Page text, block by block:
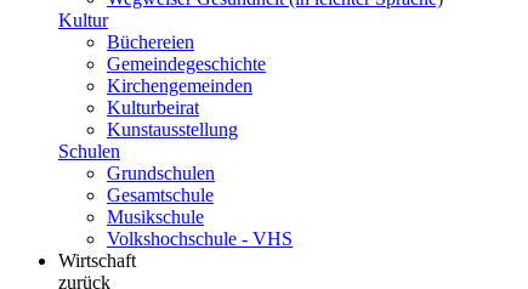
Kultur
Büchereien
Gemeindegeschichte
Kirchengemeinden
Kulturbeirat
Kunstausstellung
Schulen
Grundschulen
Gesamtschule
Musikschule
Volkshochschule - VHS
Wirtschaft
zurück